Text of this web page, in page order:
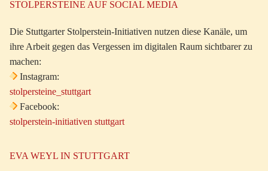
STOLPERSTEINE AUF SOCIAL MEDIA
Die Stuttgarter Stolperstein-Initiativen nutzen diese Kanäle, um
ihre Arbeit gegen das Vergessen im digitalen Raum sichtbarer zu
machen:
Instagram:
stolpersteine_stuttgart
Facebook:
stolperstein-initiativen stuttgart
EVA WEYL IN STUTTGART